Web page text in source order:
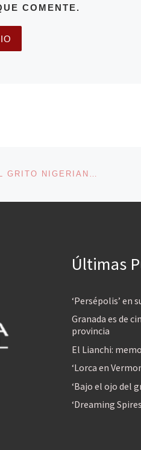
COMENTE.
LA COMUNIDAD INTERNACIONAL SE UNE AL GRITO NIGERIANO #BRINGOURGIRLSBACK
Últimas
‘Persépolis’ en
Granada es de
provincia
El Lianchi:
‘Lorca en
‘Bajo el ojo del
‘Dreaming